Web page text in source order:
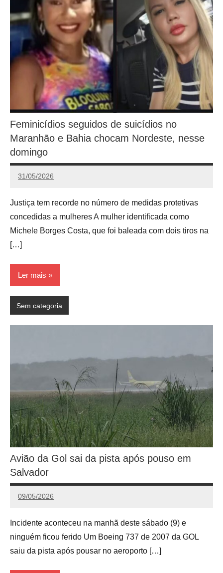
Feminicídios seguidos de suicídios no
Maranhão e Bahia chocam Nordeste, nesse
domingo
31/05/2026
Calango
Justiça tem recorde no número de medidas protetivas
concedidas a mulheres A mulher identificada como
Michele Borges Costa, que foi baleada com dois tiros na
[…]
Ler mais
Sem categoria
Avião da Gol sai da pista após pouso em
Salvador
09/05/2026
Redação
Incidente aconteceu na manhã deste sábado (9) e
ninguém ficou ferido Um Boeing 737 de 2007 da GOL
saiu da pista após pousar no aeroporto […]